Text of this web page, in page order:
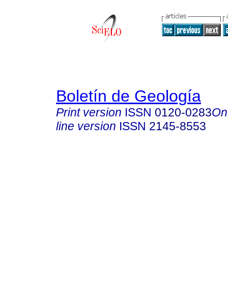
Boletín de Geología
Print version ISSN 0120-0283
line version ISSN 2145-8553